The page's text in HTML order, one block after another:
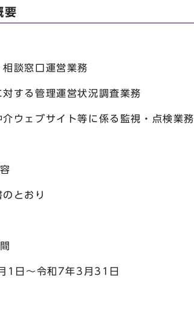
要
談窓口運営業務
する管理運営状況調査業務
ウェブサイト等に係る監視・点検業務
とおり
日～令和7年3月31日